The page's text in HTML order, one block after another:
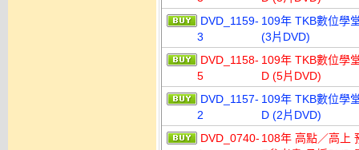
DVD_1159-
3
109年 TKB數位學
(3片DVD)
DVD_1158-
5
109年 TKB數位學
D (5片DVD)
DVD_1157-
2
109年 TKB數位學
D (2片DVD)
DVD_0740- 108年 高點／高上